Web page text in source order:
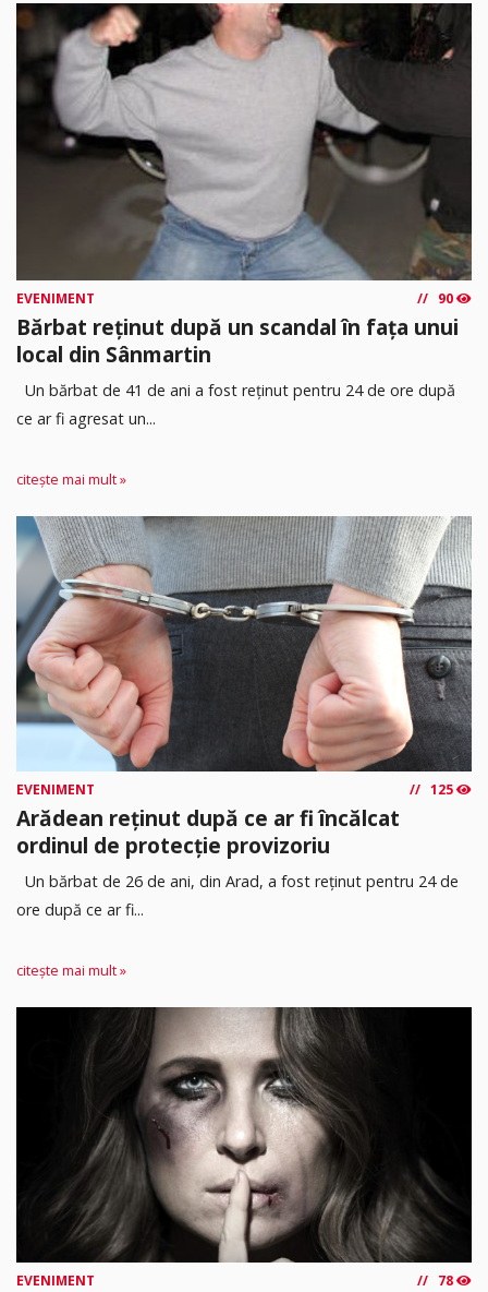
EVENIMENT 90
Bărbat reținut după un scandal în fața unui
local din Sânmartin
Un bărbat de 41 de ani a fost reținut pentru 24 de ore după
ce ar fi agresat un...
citește mai mult »
EVENIMENT 125
Arădean reținut după ce ar fi încălcat
ordinul de protecție provizoriu
Un bărbat de 26 de ani, din Arad, a fost reținut pentru 24 de
ore după ce ar fi...
citește mai mult »
EVENIMENT 78